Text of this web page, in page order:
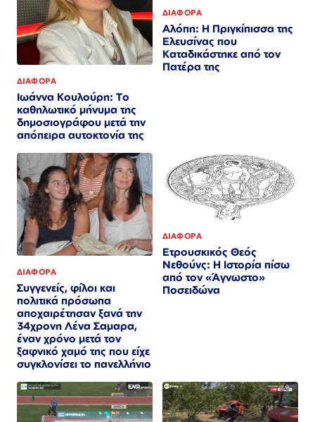
ΔΙΑΦΟΡΑ
Ιωάννα Κουλούρη: Το
καθηλωτικό μήνυμα της
δημοσιογράφου μετά την
απόπειρα αυτοκτονία της
ΔΙΑΦΟΡΑ
Αλόπη: Η Πριγκίπισσα της
Ελευσίνας που
Καταδικάστηκε από τον
Πατέρα της
ΔΙΑΦΟΡΑ
Συγγενείς, φίλοι και
πολιτικά πρόσωπα
αποχαιρέτησαν ξανά την
34χρονη Λένα Σαμαρα,
έναν χρόνο μετά τον
ξαφνικό χαμό της που είχε
συγκλονίσει το πανελλήνιο
ΔΙΑΦΟΡΑ
Ετρουσκικός Θεός
Νεθούνς: Η Ιστορία πίσω
από τον «Άγνωστο»
Ποσειδώνα